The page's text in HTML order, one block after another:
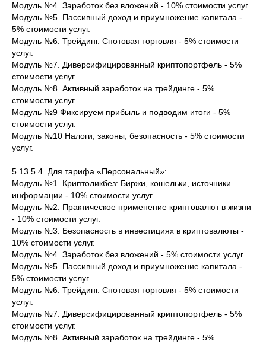
Модуль №4. Заработок без вложений - 10% стоимости услуг.
Модуль №5. Пассивный доход и приумножение капитала -
5% стоимости услуг.
Модуль №6. Трейдинг. Спотовая торговля - 5% стоимости
услуг.
Модуль №7. Диверсифицированный криптопортфель - 5%
стоимости услуг.
Модуль №8. Активный заработок на трейдинге - 5%
стоимости услуг.
Модуль №9 Фиксируем прибыль и подводим итоги - 5%
стоимости услуг.
Модуль №10 Налоги, законы, безопасность - 5% стоимости
услуг.
5.13.5.4. Для тарифа «Персональный»:
Модуль №1. Криптоликбез: Биржи, кошельки, источники
информации - 10% стоимости услуг.
Модуль №2. Практическое применение криптовалют в жизни
- 10% стоимости услуг.
Модуль №3. Безопасность в инвестициях в криптовалюты -
10% стоимости услуг.
Модуль №4. Заработок без вложений - 5% стоимости услуг.
Модуль №5. Пассивный доход и приумножение капитала -
5% стоимости услуг.
Модуль №6. Трейдинг. Спотовая торговля - 5% стоимости
услуг.
Модуль №7. Диверсифицированный криптопортфель - 5%
стоимости услуг.
Модуль №8. Активный заработок на трейдинге - 5%